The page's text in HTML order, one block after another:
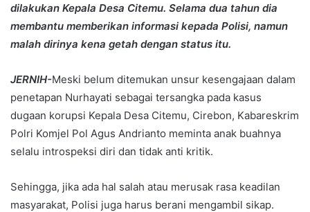
dilakukan Kepala Desa Citemu. Selama dua tahun dia
membantu memberikan informasi kepada Polisi, namun
malah dirinya kena getah dengan status itu.
JERNIH-Meski belum ditemukan unsur kesengajaan dalam
penetapan Nurhayati sebagai tersangka pada kasus
dugaan korupsi Kepala Desa Citemu, Cirebon, Kabareskrim
Polri Komjel Pol Agus Andrianto meminta anak buahnya
selalu introspeksi diri dan tidak anti kritik.
Sehingga, jika ada hal salah atau merusak rasa keadilan
masyarakat, Polisi juga harus berani mengambil sikap.